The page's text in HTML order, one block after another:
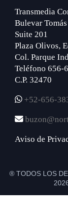
Transmedia
Bulevar
Suite 201
Plaza Olivos,
Col. Parque
Teléfono 656-
C.P. 32470
+52-656-
Aviso de
® TODOS LOS